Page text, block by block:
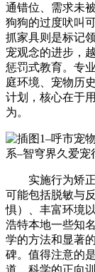
通错位、需求未
狗狗的过度吠叫
抓家具则是标记
宠观念的进步，
惩罚式教育。专
庭环境、宠物历
计划，核心在于
为。
实施行为矫正
可能包括脱敏与
惧）、丰富环境
浩特本地一些知
学的方法和显著
碑。值得注意的
道、科学的正向